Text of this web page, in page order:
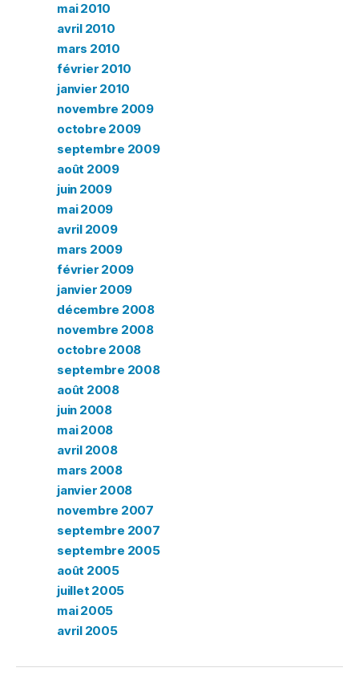
mai 2010
avril 2010
mars 2010
février 2010
janvier 2010
novembre 2009
octobre 2009
septembre 2009
août 2009
juin 2009
mai 2009
avril 2009
mars 2009
février 2009
janvier 2009
décembre 2008
novembre 2008
octobre 2008
septembre 2008
août 2008
juin 2008
mai 2008
avril 2008
mars 2008
janvier 2008
novembre 2007
septembre 2007
septembre 2005
août 2005
juillet 2005
mai 2005
avril 2005